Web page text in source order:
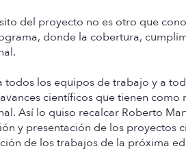
del proyecto no es otro que
donde la cobertura,
todos los equipos de trabajo y a
científicos que tienen
Así lo quiso recalcar Roberto
y presentación de los proyectos
de los trabajos de la próxima